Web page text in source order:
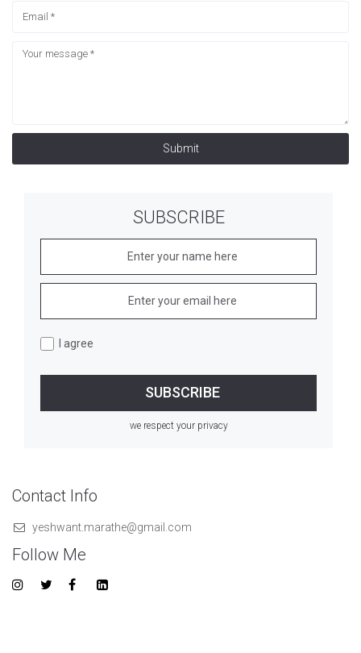
Submit
SUBSCRIBE
I agree
we respect your privacy
Contact Info
yeshwant.marathe@gmail.com
Follow Me